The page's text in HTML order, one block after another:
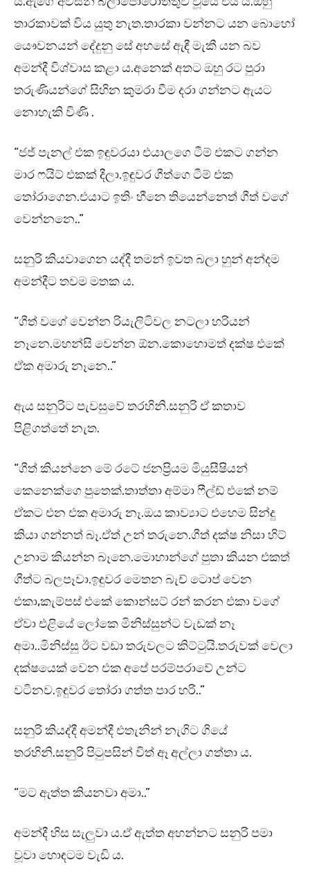
තාරකාවක් විය යුතු නැත.තාරකා වන්නට යන බොහෝ
යෞවනයන් දේදුනු සේ අහසේ ඇඳී මැකී යන බව
අමන්දී විශ්වාස කළා ය.අනෙක් අතට ඔහු රට පුරා
තරුණියන්ගේ සිහින කුමරා වීම දරා ගන්නට ඇයට
නොහැකි විණි .
“ජජ් පැනල් එක ඉඳුවරයා එයාලගෙ ටීම් එකට ගන්න
මාර ෆයිට් එකක් දීලා.ඉඳුවර ගීත්ගෙ ටීම් එක
තෝරාගෙන.එයාට ඉතිං හීනෙ තියෙන්නෙත් ගීත් වගේ
වෙන්නනෙ..”
සනුරි කියවාගෙන යද්දී තමන් ඉවත බලා හුන් අන්දම
අමන්දීට තවම මතක ය.
“ගීත් වගේ වෙන්න රියැලිටිවල නටලා හරියන්
නෑනෙ.මහන්සි වෙන්න ඕන.කොහොමත් දක්ෂ එකේ
ඒක අමාරු නෑනෙ..”
ඇය සනුරිට පැවසුවේ තරහිනි.සනුරි ඒ කතාව
පිළිගත්තේ නැත.
“ගීත් කියන්නෙ මේ රටේ ජනප්‍රියම මියුසීෂියන්
කෙනෙක්ගෙ පුතෙක්.තාත්තා අම්මා ෆීල්ඩ් එකේ නම්
ඒකට එන එක අමාරු නෑ.ඔය කාව්‍යාට එහෙම සින්දු
කියා ගන්නත් බෑ.ඒත් උන් තරුනෙ.ගීත් දක්ෂ නිසා හිට්
උනාම කියන්න බෑනෙ.මොහාන්ගේ පුතා කියන එකත්
ගීත්ට බලපෑවා.ඉඳුවර මෙතන බැච් ටොප් වෙන
එකා,කැම්පස් එකේ කොන්සට් රන් කරන එකා වගේ
ඒවා එළියේ ලෝකෙ මිනිස්සුන්ට වැඩක් නෑ
අමා..මිනිස්සු ඊට වඩා තරුවලට කිට්ටුයි.තරුවක් වෙලා
දක්ෂයෙක් වෙන එක අපේ පරම්පරාවේ උන්ට
වටිනව.ඉඳුවර තෝරා ගත්ත පාර හරි..”
සනුරි කියද්දී අමන්දී එතැනින් නැගිට ගියේ
තරහිනි.සනුරි පිටුපසින් විත් ඈ අල්ලා ගත්තා ය.
“මට ඇත්ත කියනවා අමා..”
අමන්දී හිස සැලුවා ය.ඒ ඇත්ත අහන්නට සනුරි පමා
වූවා හොඳටම වැඩි ය.